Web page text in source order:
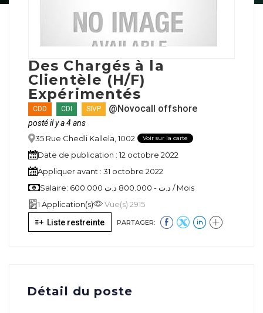
Des Chargés à la
Clientèle (H/F)
Expérimentés
CDD CDI SIVP @Novocall offshore
posté il y a 4 ans
35 Rue Chedli Kallela, 1002
Voir sur la carte
Date de publication : 12 octobre 2022
Appliquer avant : 31 octobre 2022
Salaire: 600.000 د.ت - 800.000 د.ت / Mois
1 Application(s)
Vue(s) 2915
Liste restreinte
PARTAGER:
Détail du poste